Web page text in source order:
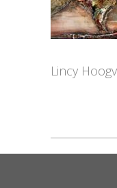
Lincy